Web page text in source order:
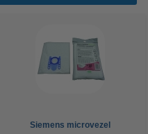
Siemens microvezel